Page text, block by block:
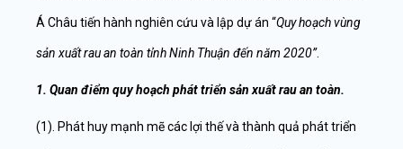
Á Châu tiến hành nghiên cứu và lập dự án “Quy hoạch vùng
sản xuất rau an toàn tỉnh Ninh Thuận đến năm 2020”.
1. Quan điểm quy hoạch phát triển sản xuất rau an toàn.
(1). Phát huy mạnh mẽ các lợi thế và thành quả phát triển